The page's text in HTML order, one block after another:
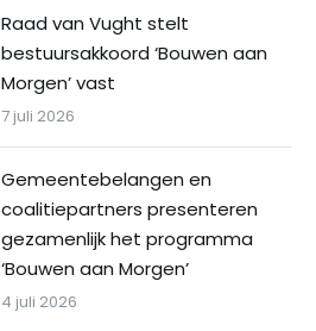
Raad van Vught stelt
bestuursakkoord ‘Bouwen aan
Morgen’ vast
7 juli 2026
Gemeentebelangen en
coalitiepartners presenteren
gezamenlijk het programma
‘Bouwen aan Morgen’
4 juli 2026